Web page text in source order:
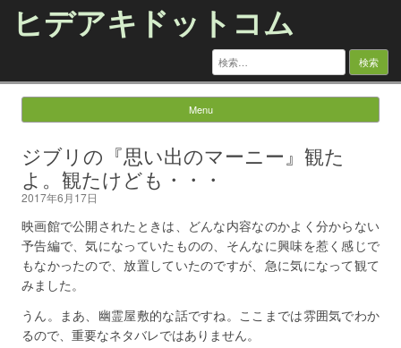
ヒデアキドットコム
検
索:
Menu
ジブリの『思い出のマーニー』観た
よ。観たけども・・・
2017年6月17日
映画館で公開されたときは、どんな内容なのかよく分からない
予告編で、気になっていたものの、そんなに興味を惹く感じで
もなかったので、放置していたのですが、急に気になって観て
みました。
うん。まあ、幽霊屋敷的な話ですね。ここまでは雰囲気でわか
るので、重要なネタバレではありません。